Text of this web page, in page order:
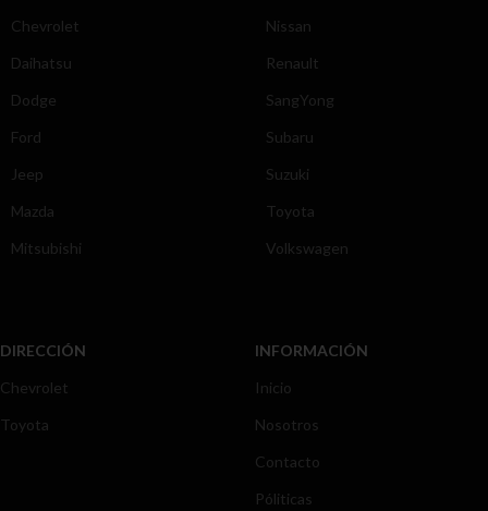
Chevrolet
Daihatsu
Dodge
Ford
Jeep
Mazda
Mitsubishi
Nissan
Renault
SangYong
Subaru
Suzuki
Toyota
Volkswagen
DIRECCIÓN
Chevrolet
Toyota
INFORMACIÓN
Inicio
Nosotros
Contacto
Póliticas